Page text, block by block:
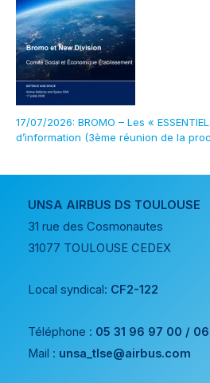
17/07/2026: BROMO – Les «
d’information (3ème réunion de la
UNSA AIRBUS DS TOULOUSE
31 rue des Cosmonautes
31077 TOULOUSE CEDEX
Local syndical: CF2-122
Téléphone : 05 31 96 97 00 /
Mail : unsa_tlse@airbus.com